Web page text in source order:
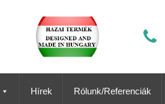
Hírek Rólunk/Referenciák